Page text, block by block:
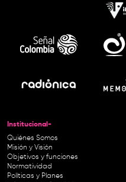
Institucional-
Quiénes Somos
Misión y Visión
Objetivos y funciones
Normatividad
Políticas y Planes